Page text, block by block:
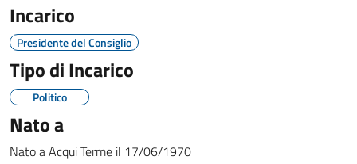
Incarico
Presidente del Consiglio
Tipo di Incarico
Politico
Nato a
Nato aAcqui Terme il 17/06/1970